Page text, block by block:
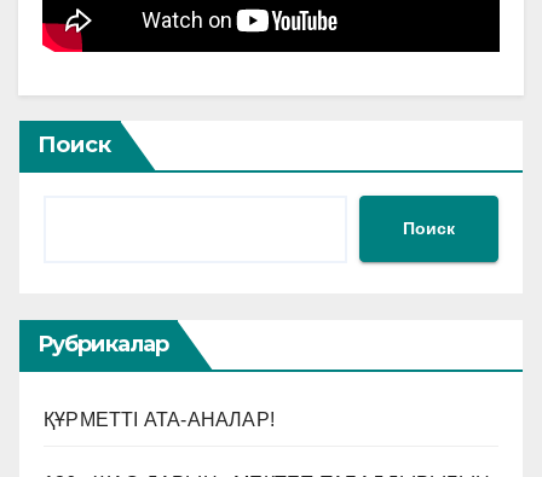
Поиск
Поиск
Рубрикалар
ҚҰРМЕТТІ АТА-АНАЛАР!